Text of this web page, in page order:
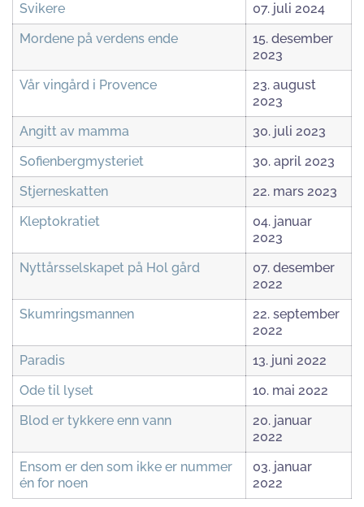
Svikere
07. juli 2024
Mordene på verdens ende
15. desember
2023
Vår vingård i Provence
23. august
2023
Angitt av mamma
30. juli 2023
Sofienbergmysteriet
30. april 2023
Stjerneskatten
22. mars 2023
Kleptokratiet
04. januar
2023
Nyttårsselskapet på Hol gård
07. desember
2022
Skumringsmannen
22. september
2022
Paradis
13. juni 2022
Ode til lyset
10. mai 2022
Blod er tykkere enn vann
20. januar
2022
Ensom er den som ikke er nummer
én for noen
03. januar
2022